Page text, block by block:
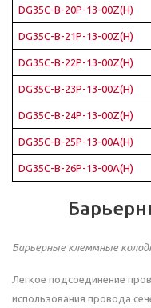
DG35C-B-20P-13-00Z(H)
DG35C-B-21P-13-00Z(H)
DG35C-B-22P-13-00Z(H)
DG35C-B-23P-13-00Z(H)
DG35C-B-24P-13-00Z(H)
DG35C-B-25P-13-00A(H)
DG35C-B-26P-13-00A(H)
Барьерные клеммные
Легкое подсоединение
использования провода